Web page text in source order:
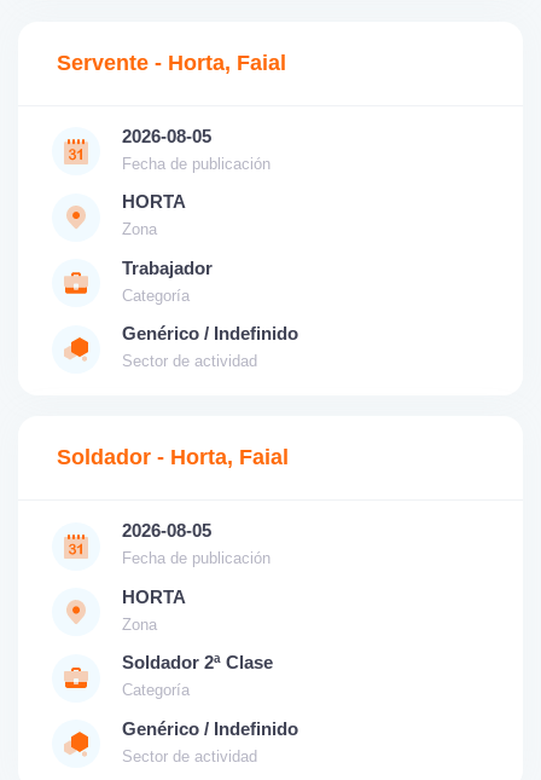
Servente - Horta, Faial
2026-08-05
Fecha de publicación
HORTA
Zona
Trabajador
Categoría
Genérico / Indefinido
Sector de actividad
Soldador - Horta, Faial
2026-08-05
Fecha de publicación
HORTA
Zona
Soldador 2ª Clase
Categoría
Genérico / Indefinido
Sector de actividad